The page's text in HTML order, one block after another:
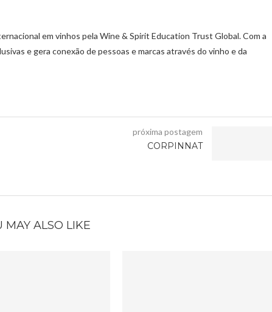
em vinhos pela Wine & Spirit Education Trust Global. Com a
e gera conexão de pessoas e marcas através do vinho e da
próxima postagem
CORPINNAT
MAY ALSO LIKE